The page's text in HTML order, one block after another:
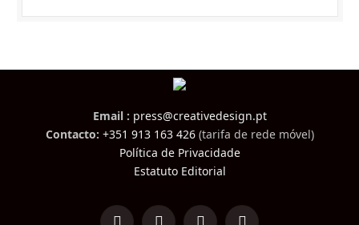
Email : press@creativedesign.pt
Contacto: +351 913 163 426(tarifa de rede móvel)
Política de Privacidade
Estatuto Editorial